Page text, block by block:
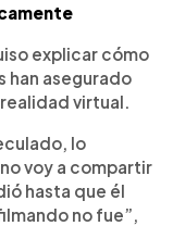
explicar cómo
han asegurado
virtual.
lo
voy a compartir
hasta que él
no fue”,